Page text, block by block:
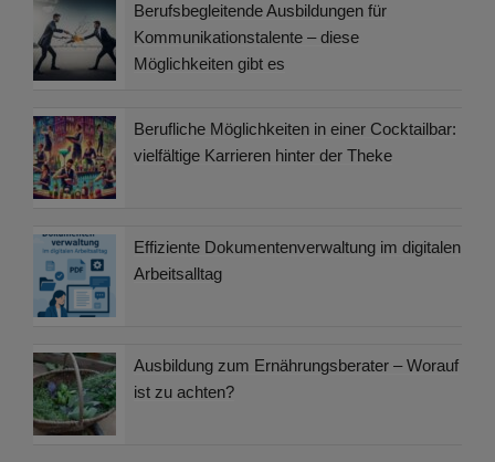
Berufsbegleitende Ausbildungen für
Kommunikationstalente – diese
Möglichkeiten gibt es
Berufliche Möglichkeiten in einer Cocktailbar:
vielfältige Karrieren hinter der Theke
Effiziente Dokumentenverwaltung im digitalen
Arbeitsalltag
Ausbildung zum Ernährungsberater – Worauf
ist zu achten?